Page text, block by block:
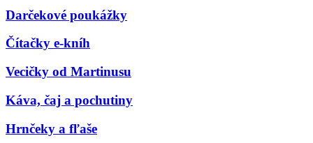
Darčekové poukážky
Čítačky e-kníh
Vecičky od Martinusu
Káva, čaj a pochutiny
Hrnčeky a fľaše